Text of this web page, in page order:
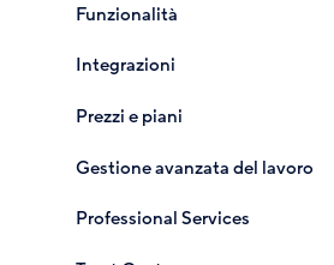
Funzionalità
Integrazioni
Prezzi e piani
Gestione avanzata del lavoro
Professional Services